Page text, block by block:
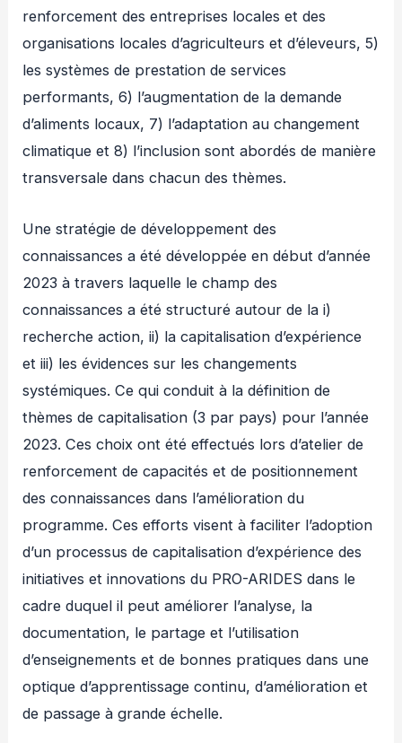
renforcement des entreprises locales et des
organisations locales d’agriculteurs et d’éleveurs, 5)
les systèmes de prestation de services
performants, 6) l’augmentation de la demande
d’aliments locaux, 7) l’adaptation au changement
climatique et 8) l’inclusion sont abordés de manière
transversale dans chacun des thèmes.
Une stratégie de développement des
connaissances a été développée en début d’année
2023 à travers laquelle le champ des
connaissances a été structuré autour de la i)
recherche action, ii) la capitalisation d’expérience
et iii) les évidences sur les changements
systémiques. Ce qui conduit à la définition de
thèmes de capitalisation (3 par pays) pour l’année
2023. Ces choix ont été effectués lors d’atelier de
renforcement de capacités et de positionnement
des connaissances dans l’amélioration du
programme. Ces efforts visent à faciliter l’adoption
d’un processus de capitalisation d’expérience des
initiatives et innovations du PRO-ARIDES dans le
cadre duquel il peut améliorer l’analyse, la
documentation, le partage et l’utilisation
d’enseignements et de bonnes pratiques dans une
optique d’apprentissage continu, d’amélioration et
de passage à grande échelle.